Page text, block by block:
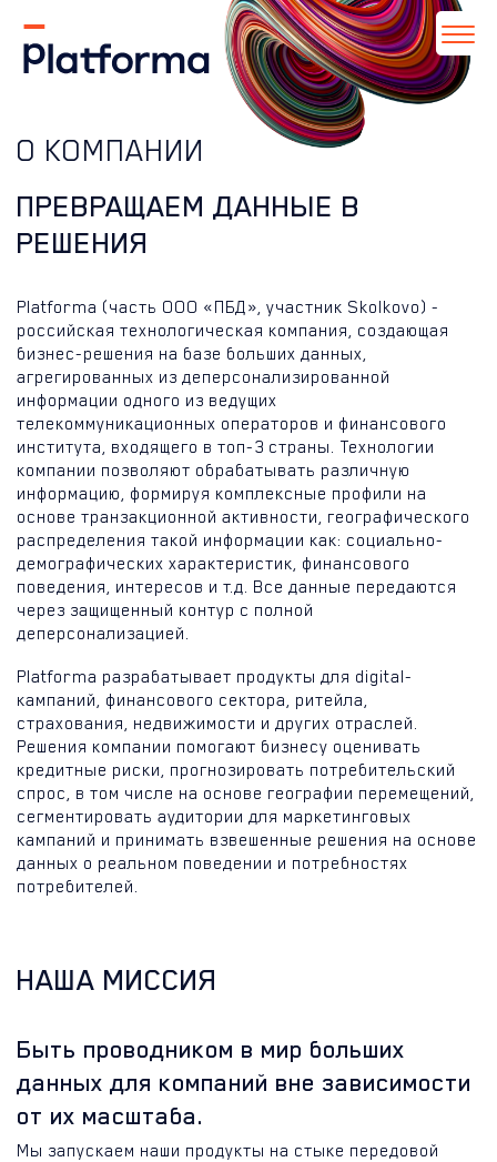
О КОМПАНИИ
ПРЕВРАЩАЕМ ДАННЫЕ В
РЕШЕНИЯ
Platforma (часть ООО «ПБД», участник Skolkovo) -
российская технологическая компания, создающая
бизнес-решения на базе больших данных,
агрегированных из деперсонализированной
информации одного из ведущих
телекоммуникационных операторов и финансового
института, входящего в топ-3 страны. Технологии
компании позволяют обрабатывать различную
информацию, формируя комплексные профили на
основе транзакционной активности, географического
распределения такой информации как: социально-
демографических характеристик, финансового
поведения, интересов и т.д. Все данные передаются
через защищенный контур с полной
деперсонализацией.
Platforma разрабатывает продукты для digital-
кампаний, финансового сектора, ритейла,
страхования, недвижимости и других отраслей.
Решения компании помогают бизнесу оценивать
кредитные риски, прогнозировать потребительский
спрос, в том числе на основе географии перемещений,
сегментировать аудитории для маркетинговых
кампаний и принимать взвешенные решения на основе
данных о реальном поведении и потребностях
потребителей.
НАША МИССИЯ
Быть проводником в мир больших
данных для компаний вне зависимости
от их масштаба.
Мы запускаем наши продукты на стыке передовой